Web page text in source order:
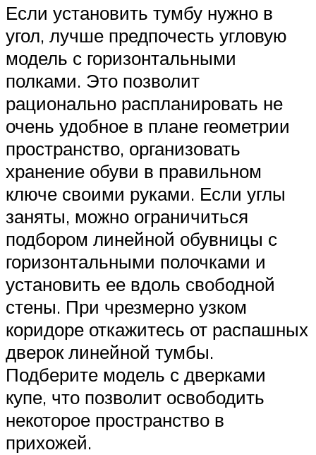
Если установить тумбу нужно в
угол, лучше предпочесть угловую
модель с горизонтальными
полками. Это позволит
рационально распланировать не
очень удобное в плане геометрии
пространство, организовать
хранение обуви в правильном
ключе своими руками. Если углы
заняты, можно ограничиться
подбором линейной обувницы с
горизонтальными полочками и
установить ее вдоль свободной
стены. При чрезмерно узком
коридоре откажитесь от распашных
дверок линейной тумбы.
Подберите модель с дверками
купе, что позволит освободить
некоторое пространство в
прихожей.